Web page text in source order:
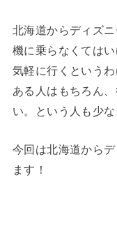
北海道からディズ
機に乗らなくてはい
気軽に行くという
ある人はもちろん
い。という人も少な
今回は北海道から
ます！